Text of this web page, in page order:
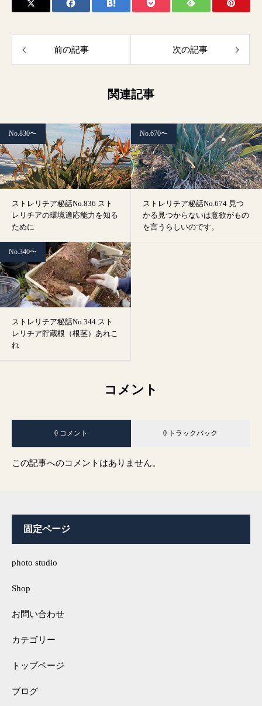
前の記事 次の記事
関連記事
No.830〜
ストレリチア秘話No.836 スト
レリチアの環境適応能力を知る
ために
No.670〜
ストレリチア秘話No.674 見つ
かる見つからないは意欲がもの
を言うらしいのです。
No.340〜
ストレリチア秘話No.344 スト
レリチア貯蔵根（根茎）あれこ
れ
コメント
0 コメント 0 トラックバック
この記事へのコメントはありません。
固定ページ
photo studio
Shop
お問い合わせ
カテゴリー
トップページ
ブログ